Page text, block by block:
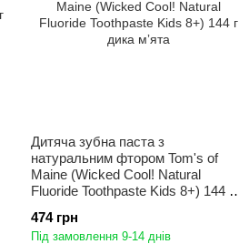
Дитяча зубна паста з
натуральним фтором Tom's of
Maine (Wicked Cool! Natural
Fluoride Toothpaste Kids 8+) 144 г
474 грн
Під замовлення 9-14 днів